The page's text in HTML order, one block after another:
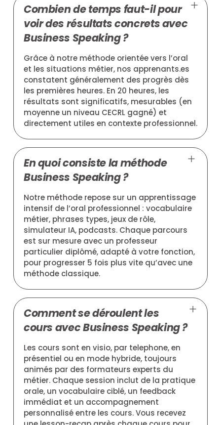
Combien de temps faut-il pour
voir des résultats concrets avec
Business Speaking ?
Grâce à notre méthode orientée vers l’oral
et les situations métier, nos apprenants.es
constatent généralement des progrès dès
les premières heures. En 20 heures, les
résultats sont significatifs, mesurables (en
moyenne un niveau CECRL gagné) et
directement utiles en contexte professionnel.
En quoi consiste la méthode
Business Speaking ?
Notre méthode repose sur un apprentissage
intensif de l’oral professionnel : vocabulaire
métier, phrases types, jeux de rôle,
simulateur IA, podcasts. Chaque parcours
est sur mesure avec un professeur
particulier diplômé, adapté à votre fonction,
pour progresser 5 fois plus vite qu’avec une
méthode classique.
Comment se déroulent les
cours avec Business Speaking ?
Les cours sont en visio, par telephone, en
présentiel ou en mode hybride, toujours
animés par des formateurs experts du
métier. Chaque session inclut de la pratique
orale, un vocabulaire ciblé, un feedback
immédiat et un accompagnement
personnalisé entre les cours. Vous recevez